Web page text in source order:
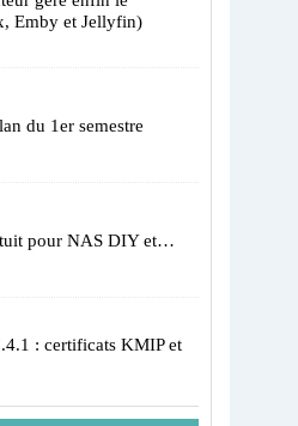
Emby et Jellyfin)
du 1er semestre
pour NAS DIY et…
: certificats KMIP et